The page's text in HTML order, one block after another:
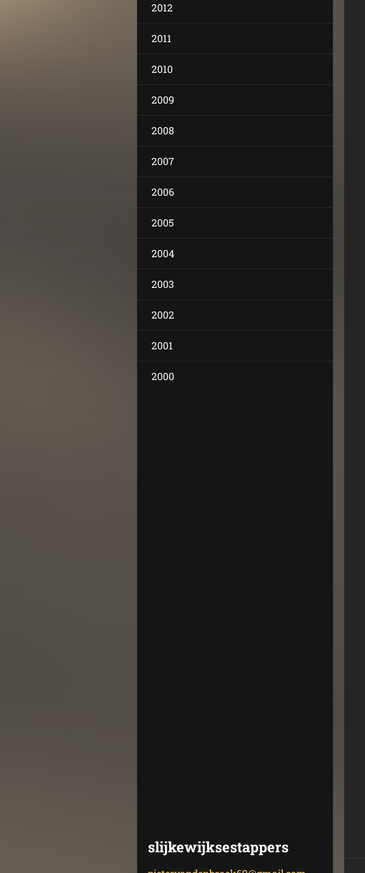
2012
2011
2010
2009
2008
2007
2006
2005
2004
2003
2002
2001
2000
slijkewijksestappers